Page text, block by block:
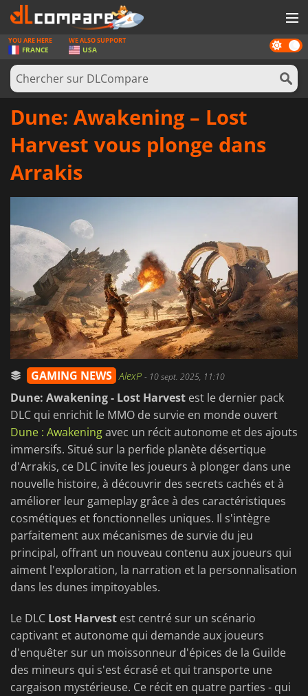
JEUX
CARTES PRÉPAYÉES
LOGICIELS
Dark
mode
YOU ARE HERE
FRANCE
WE ALSO SUPPORT
USA
Dune: Awakening – Lost
Harvest vous plonge dans
Arrakis
GAMING NEWS AlexP - 10 sept. 2025, 11:10
Dune: Awakening - Lost Harvest est le dernier pack
DLC qui enrichit le MMO de survie en monde ouvert
Dune : Awakeningavec un récit autonome et des ajouts
immersifs. Situé sur la perfide planète désertique
d'Arrakis, ce DLC invite les joueurs à plonger dans une
nouvelle histoire, à découvrir des secrets cachés et à
améliorer leur gameplay grâce à des caractéristiques
cosmétiques et fonctionnelles uniques. Il s'intègre
parfaitement aux mécanismes de survie du jeu
principal, offrant un nouveau contenu aux joueurs qui
aiment l'exploration, la narration et la personnalisation
dans les dunes impitoyables.
Le DLC Lost Harvest est centré sur un scénario
captivant et autonome qui demande aux joueurs
d'enquêter sur un moissonneur d'épices de la Guilde
des mineurs qui s'est écrasé et qui transporte une
cargaison mystérieuse. Ce récit en quatre parties - qui